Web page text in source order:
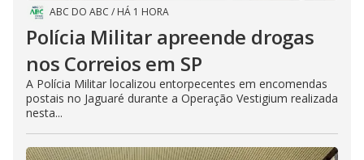
ABC DO ABC / HÁ 1 HORA
Polícia Militar apreende drogas
nos Correios em SP
A Polícia Militar localizou entorpecentes em encomendas
postais no Jaguaré durante a Operação Vestigium realizada
nesta...